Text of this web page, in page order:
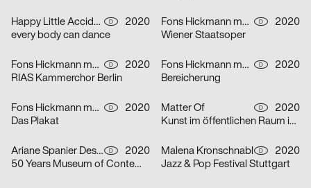
Happy Little Accidents D
2020
every body can dance
Fons Hickmann m23 D
2020
Wiener Staatsoper
Fons Hickmann m23 D
2020
RIAS Kammerchor Berlin
Fons Hickmann m23 D
2020
Bereicherung
Fons Hickmann m23 D
2020
Das Plakat
Matter Of D
2020
Kunst im öffentlichen Raum in Stuttgart
Ariane Spanier Design D
2020
50 Years Museum of Contemporary Art Skopje
Malena Kronschnabl D
2020
Jazz & Pop Festival Stuttgart